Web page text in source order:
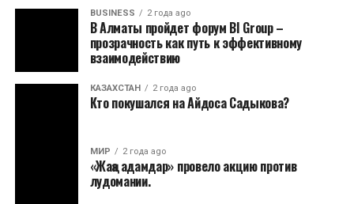
BUSINESS 2 года ago
В Алматы пройдет форум BI Group –
прозрачность как путь к эффективному
взаимодействию
КАЗАХСТАН 2 года ago
Кто покушался на Айдоса Садыкова?
МИР 2 года ago
«Жаңа адамдар» провело акцию против
лудомании.